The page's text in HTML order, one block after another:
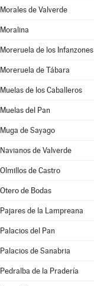
Morales de Valverde
Moralina
Moreruela de los Infanzones
Moreruela de Tábara
Muelas de los Caballeros
Muelas del Pan
Muga de Sayago
Navianos de Valverde
Olmillos de Castro
Otero de Bodas
Pajares de la Lampreana
Palacios del Pan
Palacios de Sanabria
Pedralba de la Pradería